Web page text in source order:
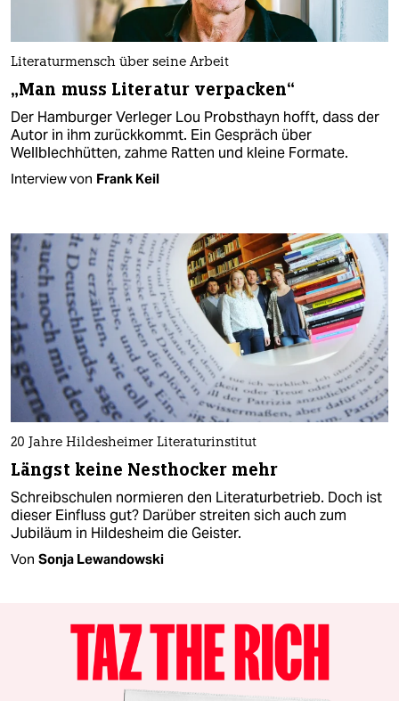
Literaturmensch über seine Arbeit
„Man muss Literatur verpacken“
Der Hamburger Verleger Lou Probsthayn hofft, dass der
Autor in ihm zurückkommt. Ein Gespräch über
Wellblechhütten, zahme Ratten und kleine Formate.
Interview von Frank Keil
20 Jahre Hildesheimer Literaturinstitut
Längst keine Nesthocker mehr
Schreibschulen normieren den Literaturbetrieb. Doch ist
dieser Einfluss gut? Darüber streiten sich auch zum
Jubiläum in Hildesheim die Geister.
Von Sonja Lewandowski